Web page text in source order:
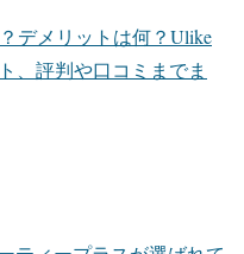
デメリットは何？Ulike
、評判や口コミまでま